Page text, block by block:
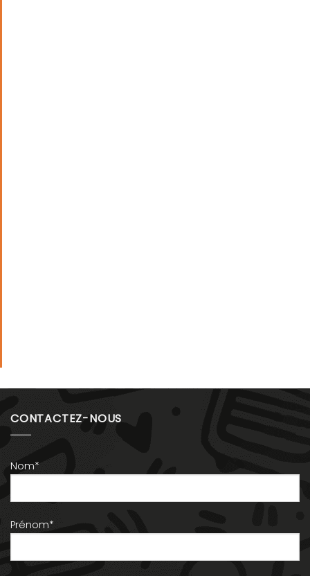
CONTACTEZ-NOUS
Nom*
Prénom*